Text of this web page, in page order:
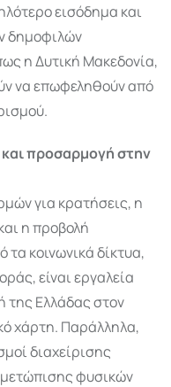
εισόδημα και
δημοφιλών
η Δυτική Μακεδονία,
να επωφεληθούν από
προσαρμογή στην
για κρατήσεις, η
η προβολή
κοινωνικά δίκτυα,
είναι εργαλεία
της Ελλάδας στον
χάρτη. Παράλληλα,
διαχείρισης
φυσικών